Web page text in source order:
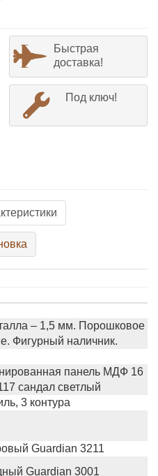
Быстрая
доставка!
Под ключ!
– 1,5 мм. Порошковое
Фигурный наличник.
панель МДФ 16
сандал светлый
3 контура
Guardian 3211
Guardian 3001